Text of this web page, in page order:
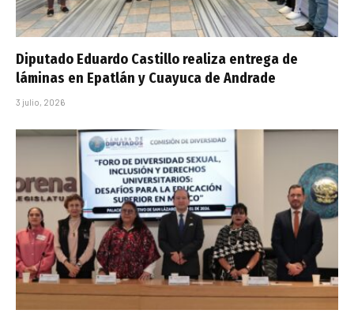
Diputado Eduardo Castillo realiza entrega de
láminas en Epatlán y Cuayuca de Andrade
3 julio, 2026